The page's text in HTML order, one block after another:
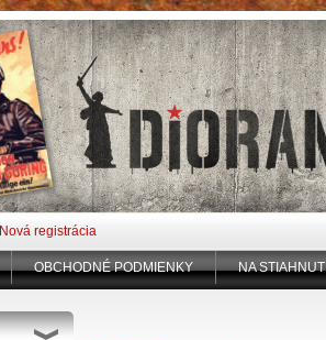
Nová registrácia
OBCHODNÉ PODMIENKY NA